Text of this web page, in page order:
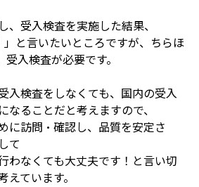
、受入検査を実施した結果、
と言いたいところですが、ちらほ
入検査が必要です。
入検査をしなくても、国内の受入
なることだと考えますので、
に訪問・確認し、品質を安定さ
て
わなくても大丈夫です！と言い切
ています。